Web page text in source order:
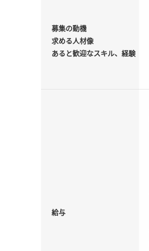
募集の動機
求める人材像
あると歓迎なスキル、経験
給与